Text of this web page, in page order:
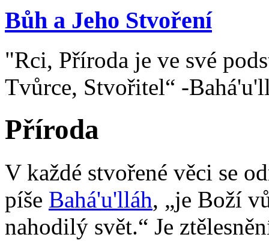
Bůh a Jeho Stvoření
"Rci, Příroda je ve své
Tvůrce, Stvořitel“ -
Příroda
V každé stvořené věci se
píše Bahá'u'lláh, „je Boží
nahodilý svět.“ Je